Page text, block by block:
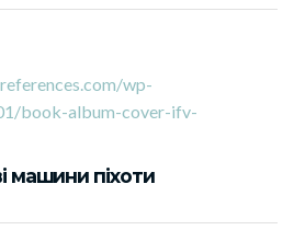
машини піхоти